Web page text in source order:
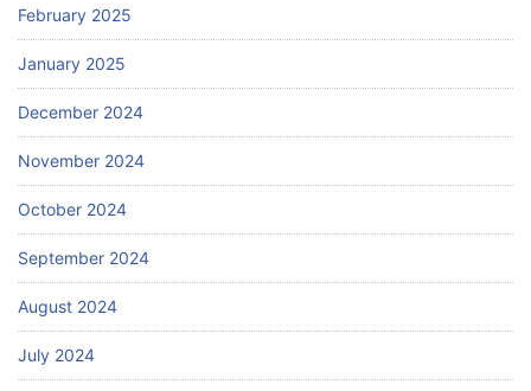
February 2025
January 2025
December 2024
November 2024
October 2024
September 2024
August 2024
July 2024